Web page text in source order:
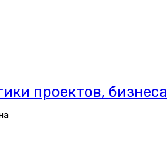
проектов, бизнеса